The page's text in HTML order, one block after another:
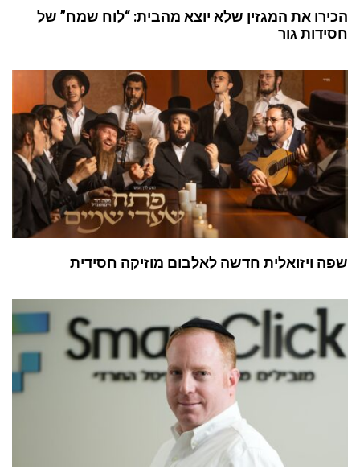
הכירו את המגזין שלא יוצא מהבית: “לוח שמח” של
חסידות גור
שפה ויזואלית חדשה לאלבום מוזיקה חסידית